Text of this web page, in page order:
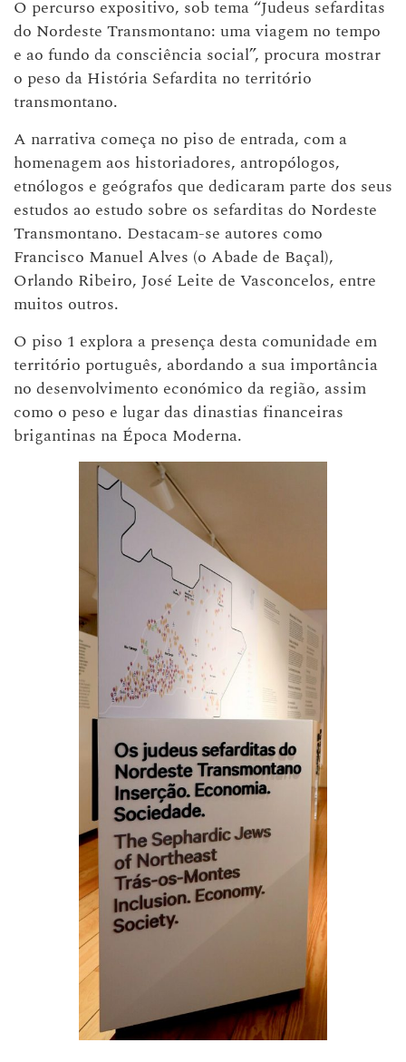
O percurso expositivo, sob tema “Judeus sefarditas
do Nordeste Transmontano: uma viagem no tempo
e ao fundo da consciência social”, procura mostrar
o peso da História Sefardita no território
transmontano.
A narrativa começa no piso de entrada, com a
homenagem aos historiadores, antropólogos,
etnólogos e geógrafos que dedicaram parte dos seus
estudos ao estudo sobre os sefarditas do Nordeste
Transmontano. Destacam-se autores como
Francisco Manuel Alves (o Abade de Baçal),
Orlando Ribeiro, José Leite de Vasconcelos, entre
muitos outros.
O piso 1 explora a presença desta comunidade em
território português, abordando a sua importância
no desenvolvimento económico da região, assim
como o peso e lugar das dinastias financeiras
brigantinas na Época Moderna.